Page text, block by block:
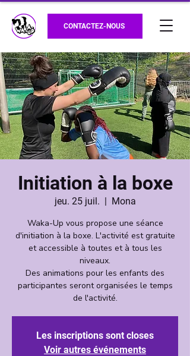
CONTACTEZ-NOUS
Initiation à la boxe
jeu. 25 juil.
  |
Mona
Waka-Up vous propose une séance
d'initiation à la boxe. L'activité est gratuite
et accessible à toutes et à tous les
niveaux.
Des animations pour les enfants des
participantes seront organisées le temps
de l'activité.
Les inscriptions sont closes
Voir autres événements